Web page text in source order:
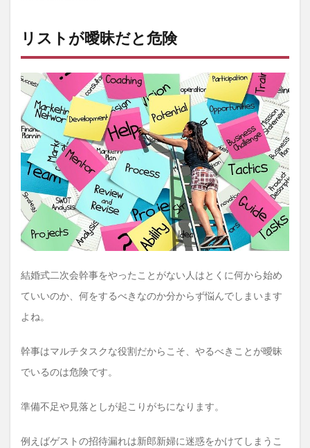
曖昧
だと
危険
2
結婚
式二
次会
幹事
のや
るこ
とリ
スト
2.1
結婚
式二
次会
幹事
るこ
スト
結婚
次会
幹事
るこ
リストが曖昧だと危険
結婚式二次会幹事をやったことがない人はとくに何から始め
ていいのか、何をするべきなのか分からず悩んでしまいます
よね。
幹事はマルチタスクな役割だからこそ、やるべきことが曖昧
でいるのは危険です。
準備不足や見落としが起こりがちになります。
例えばゲストの招待漏れは新郎新婦に迷惑をかけてしまうこ